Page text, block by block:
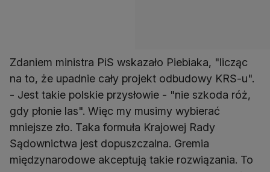
Zdaniem ministra PiS wskazało Piebiaka, "licząc
na to, że upadnie cały projekt odbudowy KRS-u".
- Jest takie polskie przysłowie - "nie szkoda róż,
gdy płonie las". Więc my musimy wybierać
mniejsze zło. Taka formuła Krajowej Rady
Sądownictwa jest dopuszczalna. Gremia
międzynarodowe akceptują takie rozwiązania. To